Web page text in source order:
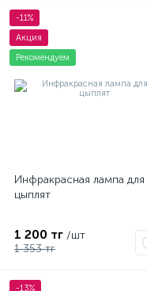
-11%
Акция
Рекомендуем
Инфракрасная лампа для
цыплят
1 200 тг /шт
1 353 тг
-13%